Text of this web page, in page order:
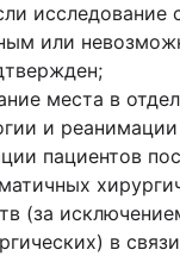
исследование
или
места в
и
пациентов
(за
в